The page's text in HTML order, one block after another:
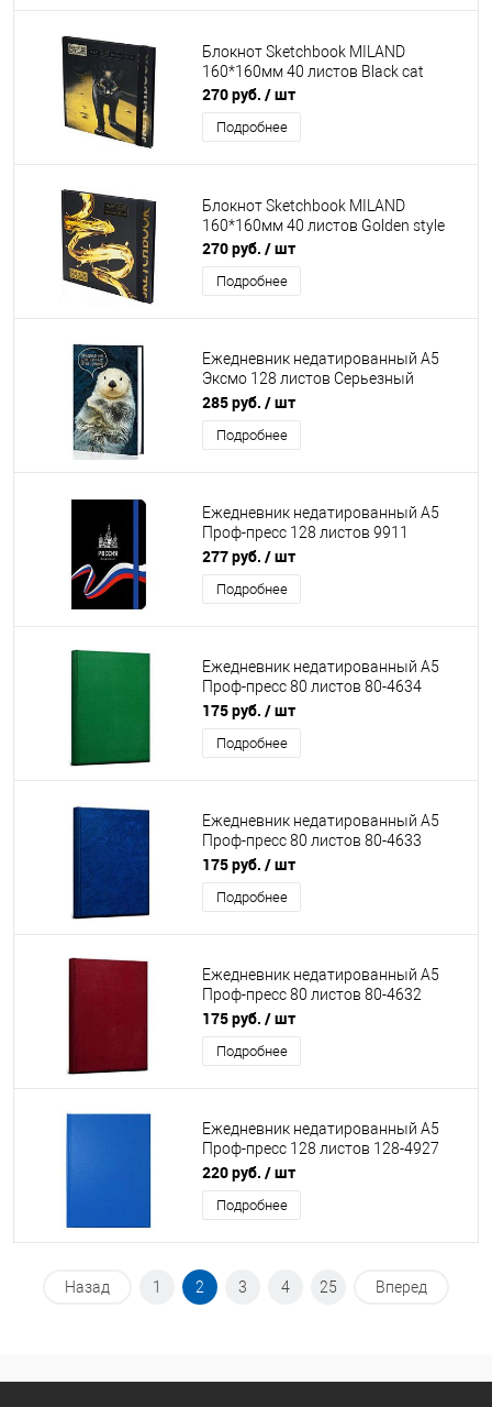
Блокнот Sketchbook MILAND
160*160мм 40 листов Black cat
270 руб. / шт
Подробнее
Блокнот Sketchbook MILAND
160*160мм 40 листов Golden style
270 руб. / шт
Подробнее
Ежедневник недатированный А5
Эксмо 128 листов Серьезный
ежедневник
285 руб. / шт
Подробнее
Ежедневник недатированный А5
Проф-пресс 128 листов 9911
Россия-12
277 руб. / шт
Подробнее
Ежедневник недатированный А5
Проф-пресс 80 листов 80-4634
Зеленый
175 руб. / шт
Подробнее
Ежедневник недатированный А5
Проф-пресс 80 листов 80-4633
Синий
175 руб. / шт
Подробнее
Ежедневник недатированный А5
Проф-пресс 80 листов 80-4632
Бордо
175 руб. / шт
Подробнее
Ежедневник недатированный А5
Проф-пресс 128 листов 128-4927
Синий
220 руб. / шт
Подробнее
Назад 1 2 3 4 25 Вперед